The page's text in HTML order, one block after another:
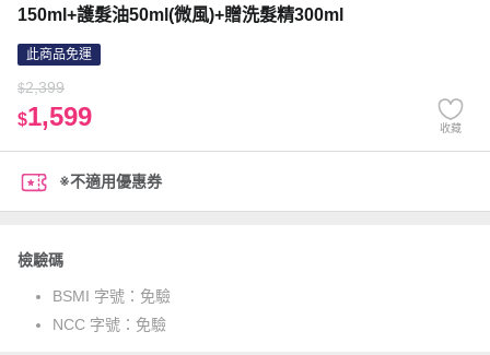
150ml+護髮油50ml(微風)+贈洗髮精300ml
此商品免運
$2,399
$1,599 收藏
※不適用優惠券
檢驗碼
BSMI 字號： 免驗
NCC 字號： 免驗